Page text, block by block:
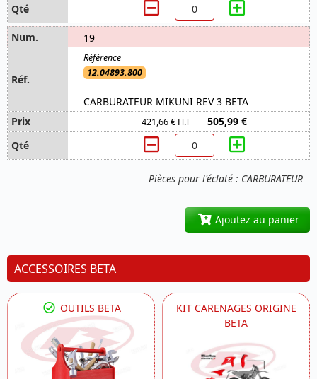
Pièces pour l'éclaté : CARBURATEUR
19
12.04893.800
CARBURATEUR MIKUNI REV 3 BETA
421,66 € H.T 505,99 €
Ajoutez au panier
ACCESSOIRES BETA
OUTILS BETA
KIT CARENAGES ORIGINE
BETA